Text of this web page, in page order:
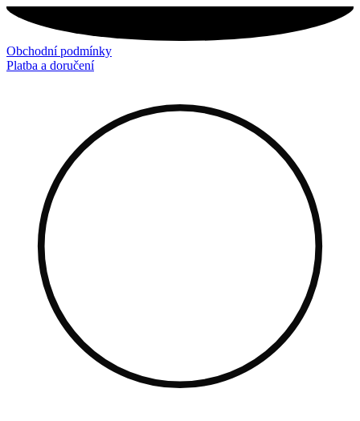
Přejít
Obchodní podmínky
Platba a doručení